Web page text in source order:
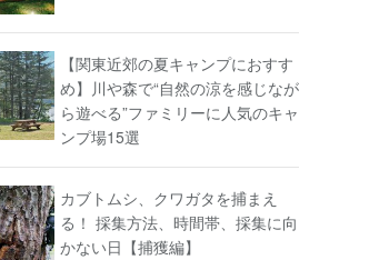
【関東近郊の夏キャンプにおすす
め】川や森で“自然の涼を感じなが
ら遊べる”ファミリーに人気のキャ
ンプ場15選
カブトムシ、クワガタを捕まえ
る！ 採集方法、時間帯、採集に向
かない日【捕獲編】